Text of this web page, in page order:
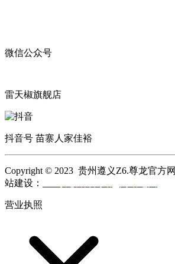
微信公众号
雷天椒旗舰店
抖音号 苗寨人家佳裕
Copyright © 2023 贵州遵义Z6.尊龙官方
站建设：
营业执照